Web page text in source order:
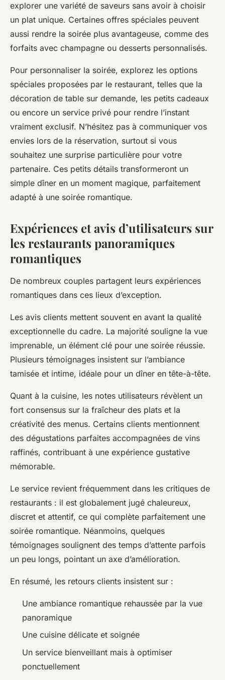
explorer une variété de saveurs sans avoir à choisir
un plat unique. Certaines offres spéciales peuvent
aussi rendre la soirée plus avantageuse, comme des
forfaits avec champagne ou desserts personnalisés.
Pour personnaliser la soirée, explorez les options
spéciales proposées par le restaurant, telles que la
décoration de table sur demande, les petits cadeaux
ou encore un service privé pour rendre l’instant
vraiment exclusif. N’hésitez pas à communiquer vos
envies lors de la réservation, surtout si vous
souhaitez une surprise particulière pour votre
partenaire. Ces petits détails transformeront un
simple dîner en un moment magique, parfaitement
adapté à une soirée romantique.
Expériences et avis d’utilisateurs sur
les restaurants panoramiques
romantiques
De nombreux couples partagent leurs expériences
romantiques dans ces lieux d’exception.
Les avis clients mettent souvent en avant la qualité
exceptionnelle du cadre. La majorité souligne la vue
imprenable, un élément clé pour une soirée réussie.
Plusieurs témoignages insistent sur l’ambiance
tamisée et intime, idéale pour un dîner en tête-à-tête.
Quant à la cuisine, les notes utilisateurs révèlent un
fort consensus sur la fraîcheur des plats et la
créativité des menus. Certains clients mentionnent
des dégustations parfaites accompagnées de vins
raffinés, contribuant à une expérience gustative
mémorable.
Le service revient fréquemment dans les critiques de
restaurants : il est globalement jugé chaleureux,
discret et attentif, ce qui complète parfaitement une
soirée romantique. Néanmoins, quelques
témoignages soulignent des temps d’attente parfois
un peu longs, pointant un axe d’amélioration.
En résumé, les retours clients insistent sur :
Une ambiance romantique rehaussée par la vue
panoramique
Une cuisine délicate et soignée
Un service bienveillant mais à optimiser
ponctuellement